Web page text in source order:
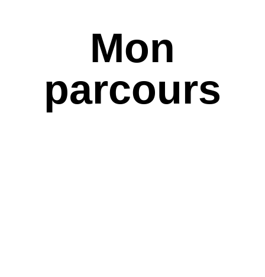
Mon
parcours